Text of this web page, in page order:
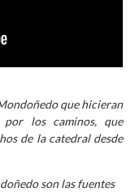
que hicieran
por los caminos, que
de la catedral desde
son las fuentes